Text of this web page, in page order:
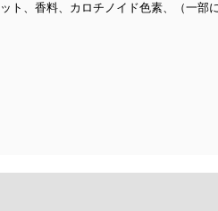
、香料、カロチノイド色素、（一部